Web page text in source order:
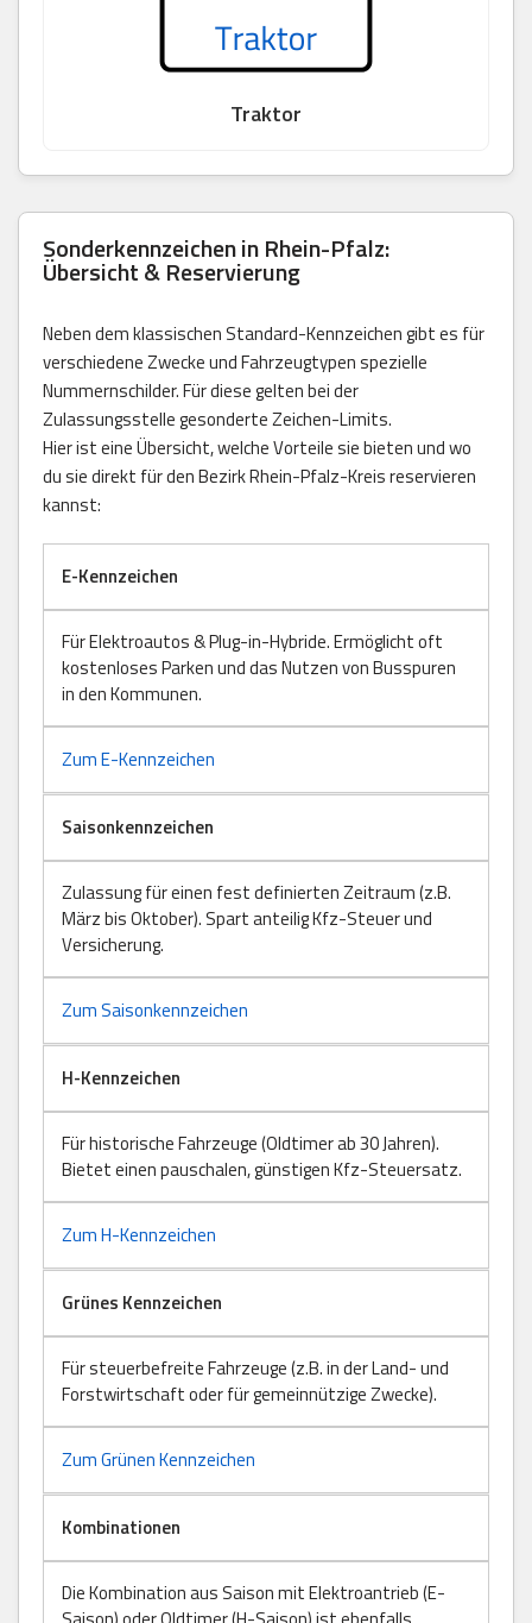
Traktor
Sonderkennzeichen in Rhein-Pfalz:
Übersicht & Reservierung
Neben dem klassischen Standard-Kennzeichen gibt es für
verschiedene Zwecke und Fahrzeugtypen spezielle
Nummernschilder. Für diese gelten bei der
Zulassungsstelle gesonderte Zeichen-Limits.
Hier ist eine Übersicht, welche Vorteile sie bieten und wo
du sie direkt für den Bezirk Rhein-Pfalz-Kreis reservieren
kannst:
E-Kennzeichen
Für Elektroautos & Plug-in-Hybride. Ermöglicht oft
kostenloses Parken und das Nutzen von Busspuren
in den Kommunen.
Zum E-Kennzeichen
Saisonkennzeichen
Zulassung für einen fest definierten Zeitraum (z.B.
März bis Oktober). Spart anteilig Kfz-Steuer und
Versicherung.
Zum Saisonkennzeichen
H-Kennzeichen
Für historische Fahrzeuge (Oldtimer ab 30 Jahren).
Bietet einen pauschalen, günstigen Kfz-Steuersatz.
Zum H-Kennzeichen
Grünes Kennzeichen
Für steuerbefreite Fahrzeuge (z.B. in der Land- und
Forstwirtschaft oder für gemeinnützige Zwecke).
Zum Grünen Kennzeichen
Kombinationen
Die Kombination aus Saison mit Elektroantrieb (E-